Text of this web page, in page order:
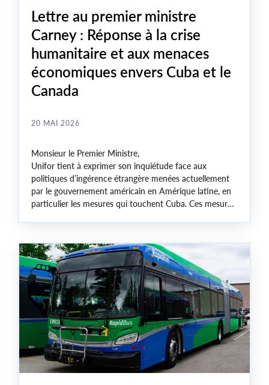
Lettre au premier ministre
Carney : Réponse à la crise
humanitaire et aux menaces
économiques envers Cuba et le
Canada
20 MAI 2026
Monsieur le Premier Ministre,
Unifor tient à exprimer son inquiétude face aux
politiques d’ingérence étrangère menées actuellement
par le gouvernement américain en Amérique latine, en
particulier les mesures qui touchent Cuba. Ces mesures
les travailleuses et les travailleurs et menacent les
emplois ici, au Canada.